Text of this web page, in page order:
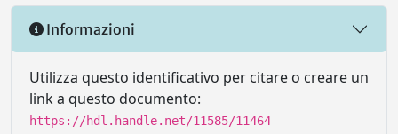
Informazioni
Utilizza questo identificativo per citare o creare un
link a questo documento:
https://hdl.handle.net/11585/11464